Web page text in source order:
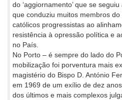
do ‘aggiornamento’ que se
que conduziu muitos membros
católicos progressistas ao
resistência à opressão política e
no País.
No Porto – é sempre do lado do
mobilização foi porventura mais
magistério do Bispo D. António
em 1969 de um exílio de dez
dos últimos e mais complexos